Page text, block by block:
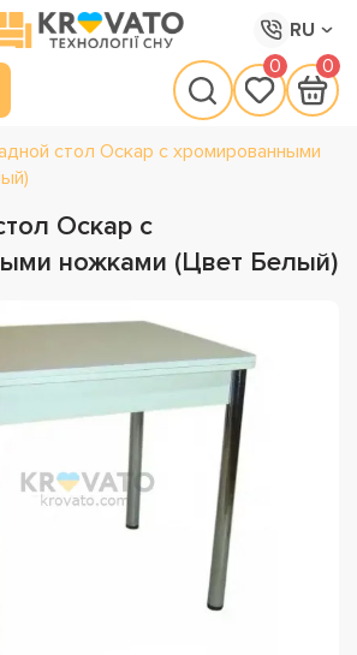
RU
0 0
стол Оскар с хромированными
Оскар с
ножками (Цвет Белый)